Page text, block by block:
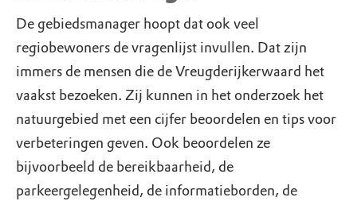
De gebiedsmanager hoopt dat ook veel
regiobewoners de vragenlijst invullen. Dat zijn
immers de mensen die de Vreugderijkerwaard het
vaakst bezoeken. Zij kunnen in het onderzoek het
natuurgebied met een cijfer beoordelen en tips voor
verbeteringen geven. Ook beoordelen ze
bijvoorbeeld de bereikbaarheid, de
parkeergelegenheid, de informatieborden, de